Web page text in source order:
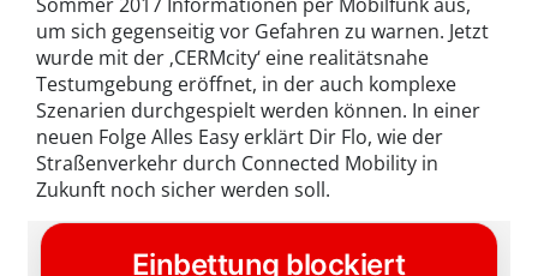
um sich gegenseitig vor Gefahren zu warnen. Jetzt
wurde mit der ‚CERMcity‘ eine realitätsnahe
Testumgebung eröffnet, in der auch komplexe
Szenarien durchgespielt werden können. In einer
neuen Folge Alles Easy erklärt Dir Flo, wie der
Straßenverkehr durch Connected Mobility in
Zukunft noch sicher werden soll.